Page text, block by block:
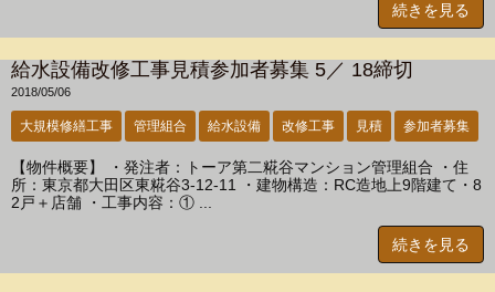
続きを見る
給水設備改修工事見積参加者募集 5／ 18締切
2018/05/06
大規模修繕工事 管理組合 給水設備 改修工事 見積 参加者募集
【物件概要】 ・発注者：トーア第二糀谷マンション管理組合 ・住
所：東京都大田区東糀谷3-12-11 ・建物構造：RC造地上9階建て・8
2戸＋店舗 ・工事内容：① ...
続きを見る